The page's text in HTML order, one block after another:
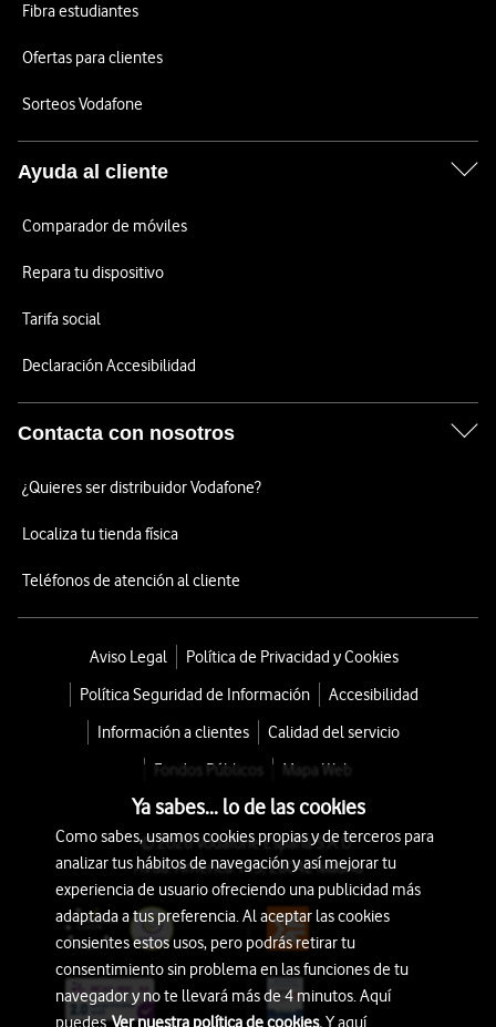
Fibra estudiantes
Ofertas para clientes
Sorteos Vodafone
Ayuda al cliente
Comparador de móviles
Repara tu dispositivo
Tarifa social
Declaración Accesibilidad
Contacta con nosotros
¿Quieres ser distribuidor Vodafone?
Localiza tu tienda física
Teléfonos de atención al cliente
Aviso Legal
Política de Privacidad y Cookies
Política Seguridad de Información
Accesibilidad
Información a clientes
Calidad del servicio
Fondos Públicos
Mapa Web
© 2026 Vodafone España S.A.U.
Avda. América 115, 28042 Madrid
Ya sabes... lo de las cookies
Como sabes, usamos cookies propias y de terceros para
analizar tus hábitos de navegación y así mejorar tu
experiencia de usuario ofreciendo una publicidad más
adaptada a tus preferencia. Al aceptar las cookies
consientes estos usos, pero podrás retirar tu
consentimiento sin problema en las funciones de tu
navegador y no te llevará más de 4 minutos. Aquí
puedesVer nuestra política de cookies.Y aquí